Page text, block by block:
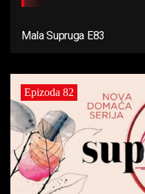
Mala Supruga E83
Epizoda 82